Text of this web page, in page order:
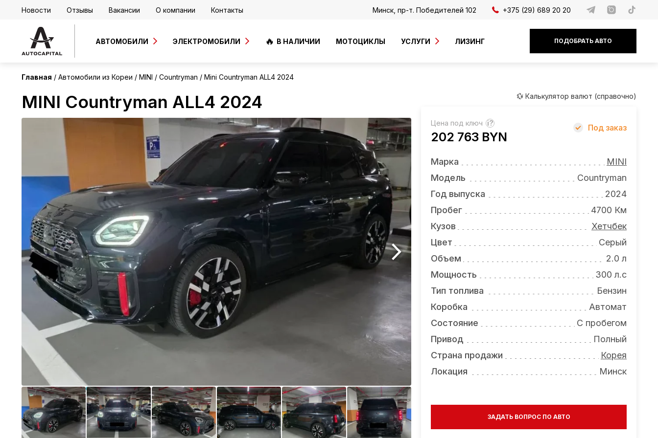
Новости Отзывы Вакансии О компании Контакты Минск, пр-т. Победителей 102 +375 (29) 689 20 20
АВТОМОБИЛИ ЭЛЕКТРОМОБИЛИ В НАЛИЧИИ МОТОЦИКЛЫ УСЛУГИ ЛИЗИНГ ПОДОБРАТЬ АВТО
Главная Автомобили из Кореи MINI Countryman Mini Countryman ALL4 2024
MINI Countryman ALL4 2024
Корея
💱 Калькулятор валют (справочно)
Цена под ключ ?
202 763 BYN
Под заказ
Марка
MINI
Модель
Countryman
Год выпуска
2024
Пробег
4700 Км
Кузов
Хетчбек
Цвет
Серый
Объем
2.0 л
Мощность
300 л.с
Тип топлива
Бензин
Коробка
Автомат
Состояние
С пробегом
Привод
Полный
Страна продажи
Корея
Локация
Минск
ЗАДАТЬ ВОПРОС ПО АВТО